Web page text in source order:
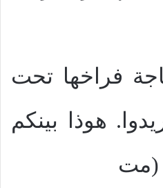
فراخها تحت
هوذا بينكم
(مت